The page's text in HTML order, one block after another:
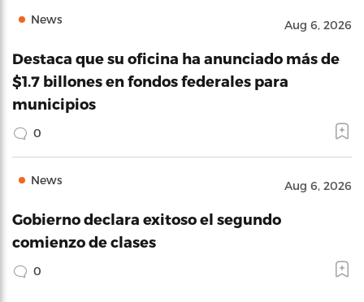
News Aug 6, 2026
Destaca que su oficina ha anunciado más de
$1.7 billones en fondos federales para
municipios
0
News Aug 6, 2026
Gobierno declara exitoso el segundo
comienzo de clases
0